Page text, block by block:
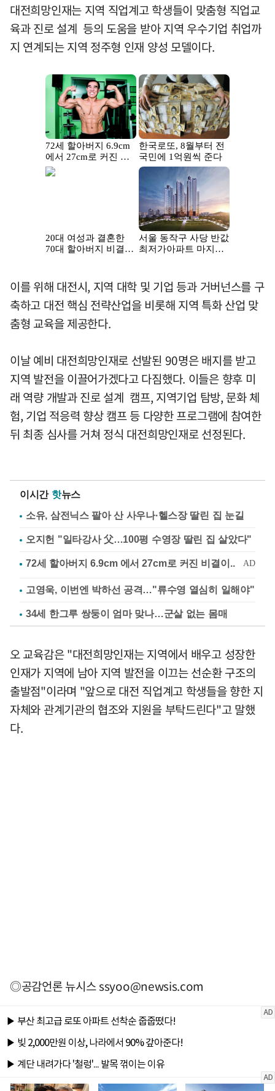
대전희망인재는 지역 직업계고 학생들이 맞춤형 직업교
육과 진로 설계 등의 도움을 받아 지역 우수기업 취업까
지 연계되는 지역 정주형 인재 양성 모델이다.
이를 위해 대전시, 지역 대학 및 기업 등과 거버넌스를 구
축하고 대전 핵심 전략산업을 비롯해 지역 특화 산업 맞
춤형 교육을 제공한다.
이날 예비 대전희망인재로 선발된 90명은 배지를 받고
지역 발전을 이끌어가겠다고 다짐했다. 이들은 향후 미
래 역량 개발과 진로 설계 캠프, 지역기업 탐방, 문화 체
험, 기업 적응력 향상 캠프 등 다양한 프로그램에 참여한
뒤 최종 심사를 거쳐 정식 대전희망인재로 선정된다.
이시간 핫뉴스
소유, 삼전닉스 팔아 산 사우나·헬스장 딸린 집 눈길
오지헌 "일타강사 父…100평 수영장 딸린 집 살았다"
고영욱, 이번엔 박하선 공격…"류수영 열심히 일해야"
34세 한그루 쌍둥이 엄마 맞나…군살 없는 몸매
오 교육감은 "대전희망인재는 지역에서 배우고 성장한
인재가 지역에 남아 지역 발전을 이끄는 선순환 구조의
출발점"이라며 "앞으로 대전 직업계고 학생들을 향한 지
자체와 관계기관의 협조와 지원을 부탁드린다"고 말했
다.
◎공감언론 뉴시스ssyoo@newsis.com